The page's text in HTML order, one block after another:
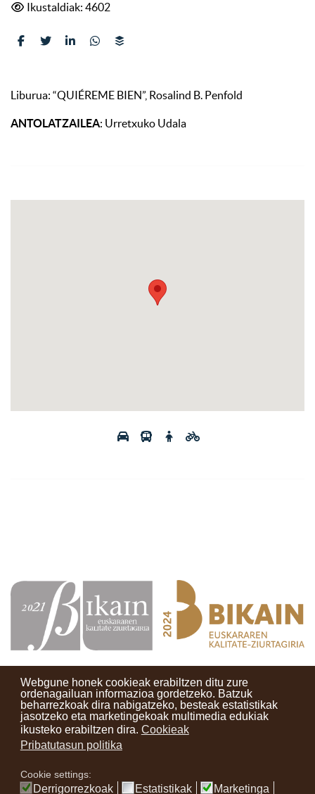
Webgune honek cookieak erabiltzen ditu zure
ordenagailuan informazioa gordetzeko. Batzuk
beharrezkoak dira nabigatzeko, besteak estatistikak
jasotzeko eta marketingekoak multimedia edukiak
ikusteko erabiltzen dira. Cookieak
Pribatutasun politika
Cookie settings:
Derrigorrezkoak Estatistikak Marketinga
Ikustaldiak: 4602
Liburua: “QUIÉREME BIEN”, Rosalind B. Penfold
ANTOLATZAILEA: Urretxuko Udala
Kontaktuak Erabilera baldintzak Lege oharra
Berriak
Zure iritzia
facebookyoutube